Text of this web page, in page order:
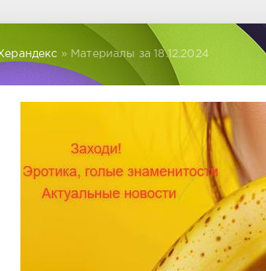
» Материалы за 18.12.2024